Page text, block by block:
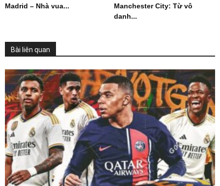
Madrid – Nhà vua...
Manchester City: Từ vô
danh...
Bài liên quan